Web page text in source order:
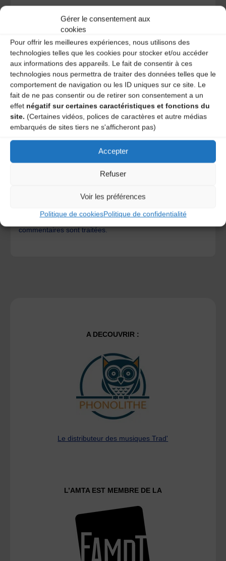
Gérer le consentement aux
cookies
Pour offrir les meilleures expériences, nous utilisons des
technologies telles que les cookies pour stocker et/ou accéder
aux informations des appareils. Le fait de consentir à ces
technologies nous permettra de traiter des données telles que le
comportement de navigation ou les ID uniques sur ce site. Le
fait de ne pas consentir ou de retirer son consentement a un
effet négatif sur certaines caractéristiques et fonctions du
site. (Certaines vidéos, polices de caractères et autre médias
embarqués de sites tiers ne s'afficheront pas)
Accepter
Refuser
Voir les préférences
Politique de cookiesPolitique de confidentialité
Save my name, email, and site URL in my browser for next
Ce site utilise Akismet pour réduire les indésirables.En
savoir plus sur la façon dont les données de vos
commentaires sont traitées.
A DECOUVRIR :
Le distributeur des musiques Trad'
L’AMTA EST MEMBRE DE LA